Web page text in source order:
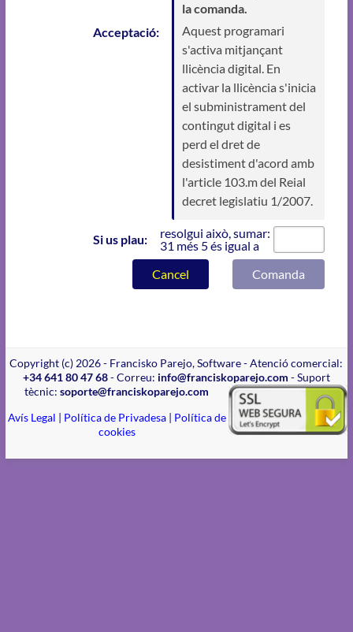
Acceptació:
la comanda.
Aquest programari
s'activa mitjançant
llicència digital. En
activar la llicència s'inicia
el subministrament del
contingut digital i es
perd el dret de
desistiment d'acord amb
l'article 103.m del Reial
decret legislatiu 1/2007.
Si us plau:
resolgui això, sumar:
31 més 5 és igual a
Cancel
Comanda
Copyright (c) 2026 - Francisko Parejo, Software - Atenció comercial:
+34 641 80 47 68- Correu: info@franciskoparejo.com - Suport
tècnic:soporte@franciskoparejo.com
Avís Legal | Política de Privadesa| Política de
cookies